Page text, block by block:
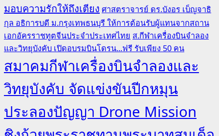
มอบความรักให้ถึงเตียง ศาสตราจารย์ ดร.บังอร เบ็ญจาธิ
กุล อธิการบดี ม.กรุงเทพธนบุรี ให้การต้อนรับผู้แทนจากสถาน
เอกอัครราชทูตจีนประจำประเทศไทย ส.กีฬาเครื่องบินจำลอง
และวิทยุบังคับ เปิดอบรมบินโดรน...ฟรี รับเพียง 50 คน
สมาคมกีฬาเครื่องบินจำลองและ
วิทยุบังคับ จัดแข่งขันปีกหมุน
ประลองปัญญา Drone Mission